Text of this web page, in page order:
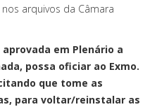
arquivos da Câmara
aprovada em Plenário a
possa oficiar ao Exmo.
que tome as
para voltar/reinstalar as